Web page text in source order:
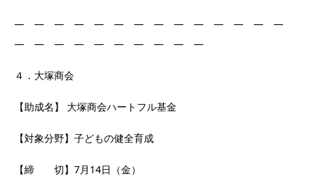
― ― ― ― ― ― ― ― ― ― ― ― ― ―
― ― ― ― ― ― ― ― ― ―
４．大塚商会
【助成名】 大塚商会ハートフル基金
【対象分野】子どもの健全育成
【締 切】7月14日（金）